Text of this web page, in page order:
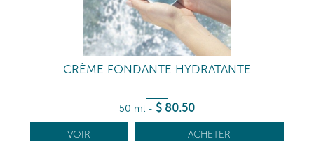
CRÈME FONDANTE HYDRATANTE
50 ml - $ 80.50
VOIR ACHETER